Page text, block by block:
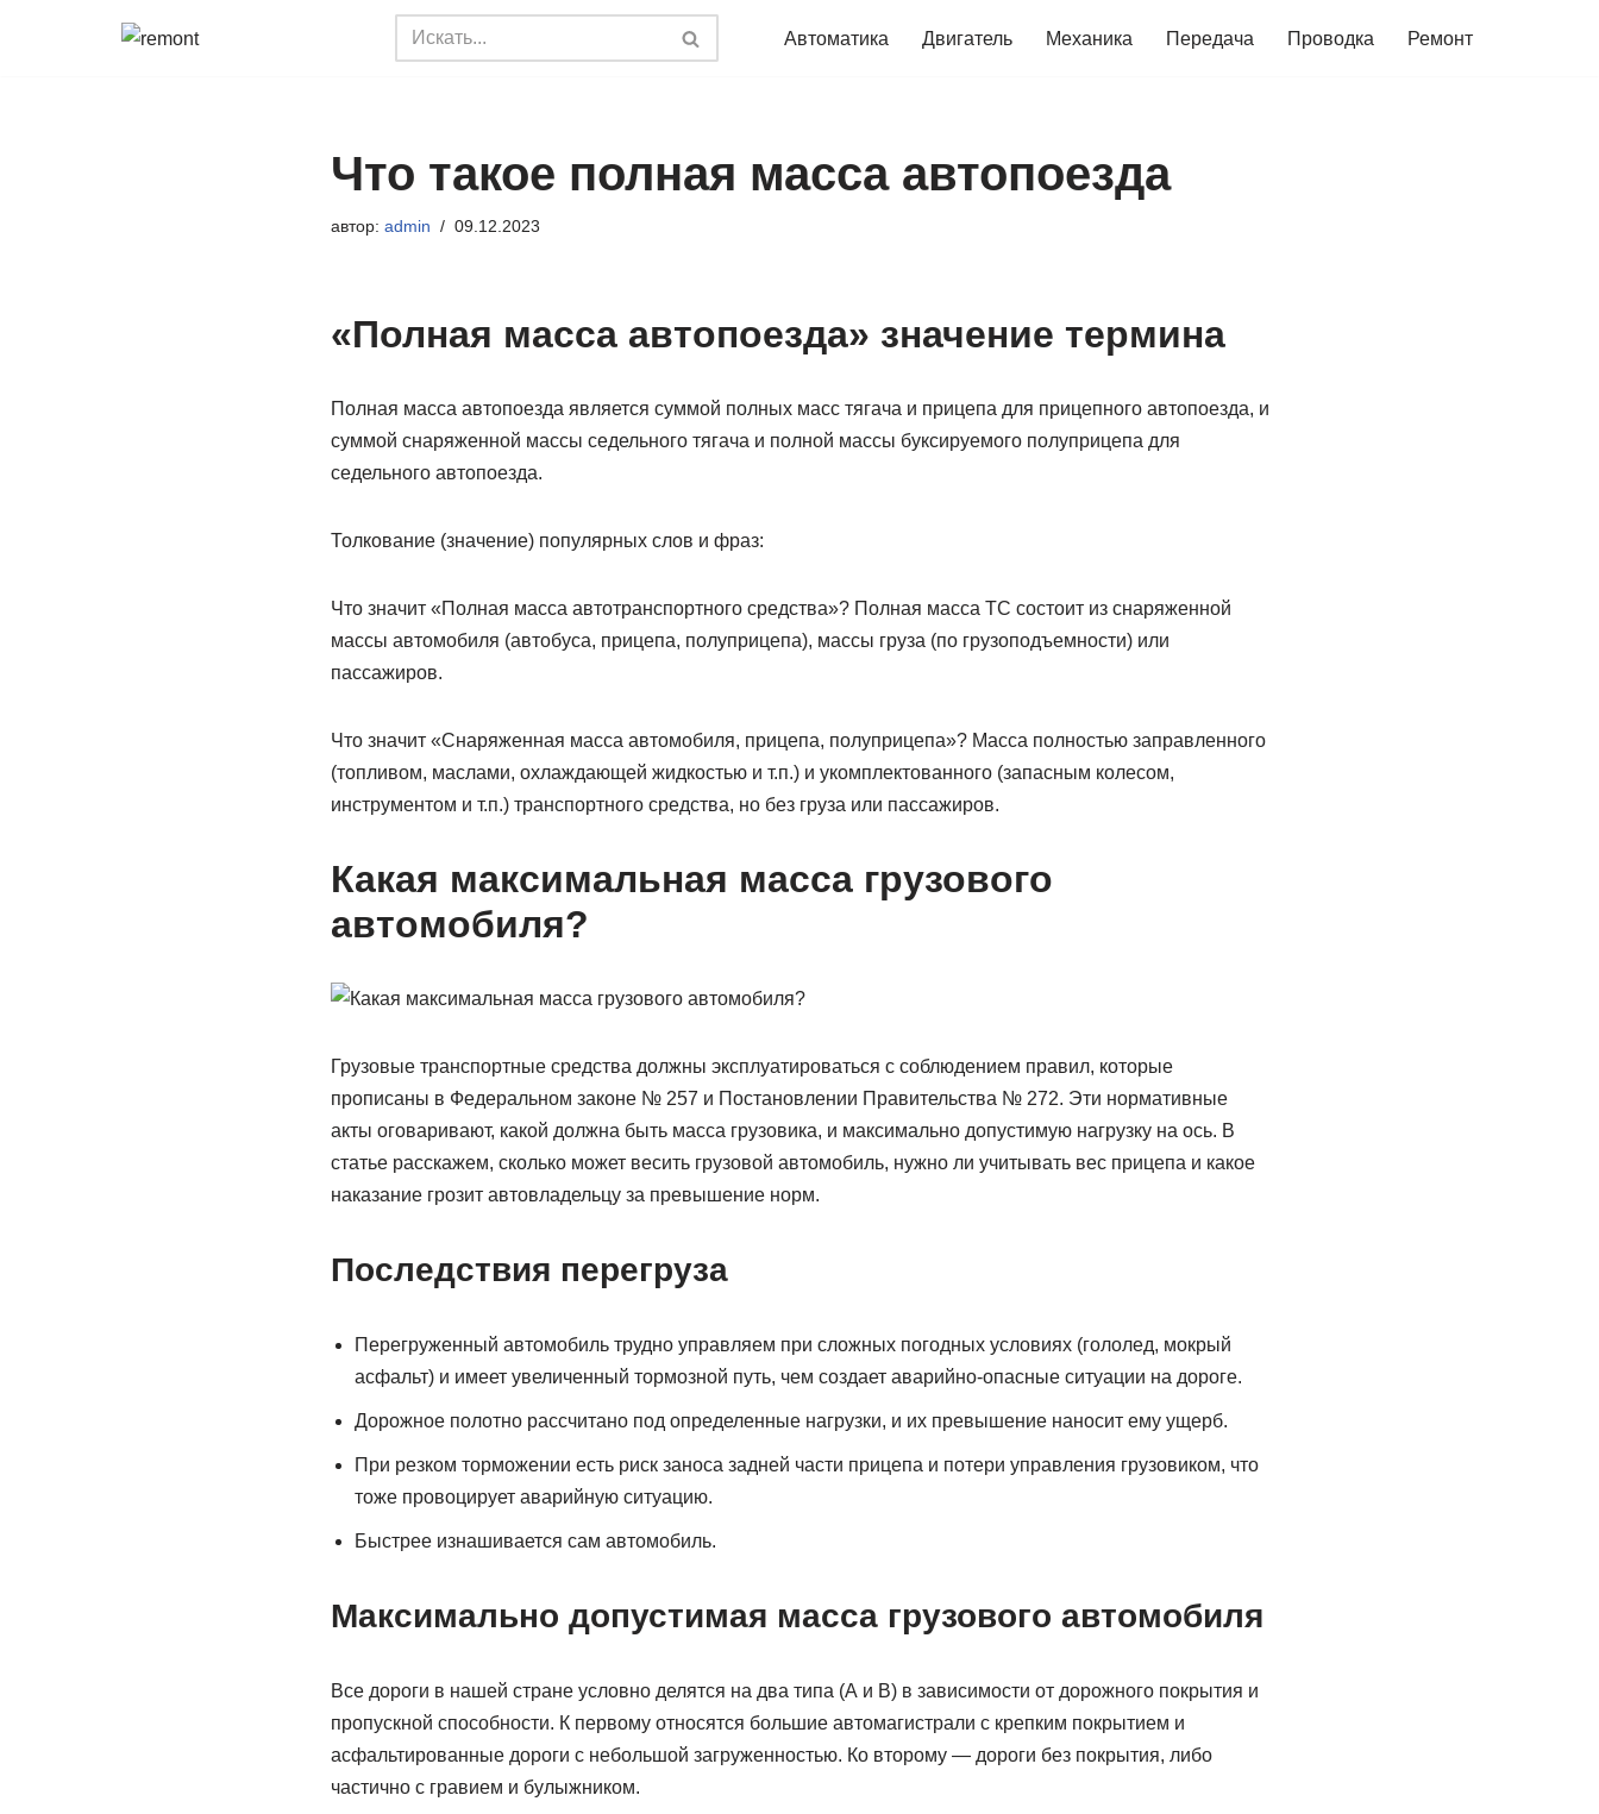
Автоматика Двигатель Механика Передача Проводка Ремонт
Что такое полная масса автопоезда
автор: admin 09.12.2023
«Полная масса автопоезда» значение термина
Полная масса автопоезда является суммой полных масс тягача и прицепа для прицепного автопоезда, и
суммой снаряженной массы седельного тягача и полной массы буксируемого полуприцепа для
седельного автопоезда.
Толкование (значение) популярных слов и фраз:
Что значит «Полная масса автотранспортного средства»? Полная масса ТС состоит из снаряженной
массы автомобиля (автобуса, прицепа, полуприцепа), массы груза (по грузоподъемности) или
пассажиров.
Что значит «Снаряженная масса автомобиля, прицепа, полуприцепа»? Масса полностью заправленного
(топливом, маслами, охлаждающей жидкостью и т.п.) и укомплектованного (запасным колесом,
инструментом и т.п.) транспортного средства, но без груза или пассажиров.
Какая максимальная масса грузового
автомобиля?
Грузовые транспортные средства должны эксплуатироваться с соблюдением правил, которые
прописаны в Федеральном законе № 257 и Постановлении Правительства № 272. Эти нормативные
акты оговаривают, какой должна быть масса грузовика, и максимально допустимую нагрузку на ось. В
статье расскажем, сколько может весить грузовой автомобиль, нужно ли учитывать вес прицепа и какое
наказание грозит автовладельцу за превышение норм.
Последствия перегруза
Перегруженный автомобиль трудно управляем при сложных погодных условиях (гололед, мокрый
асфальт) и имеет увеличенный тормозной путь, чем создает аварийно-опасные ситуации на дороге.
Дорожное полотно рассчитано под определенные нагрузки, и их превышение наносит ему ущерб.
При резком торможении есть риск заноса задней части прицепа и потери управления грузовиком, что
тоже провоцирует аварийную ситуацию.
Быстрее изнашивается сам автомобиль.
Максимально допустимая масса грузового автомобиля
Все дороги в нашей стране условно делятся на два типа (А и В) в зависимости от дорожного покрытия и
пропускной способности. К первому относятся большие автомагистрали с крепким покрытием и
асфальтированные дороги с небольшой загруженностью. Ко второму — дороги без покрытия, либо
частично с гравием и булыжником.